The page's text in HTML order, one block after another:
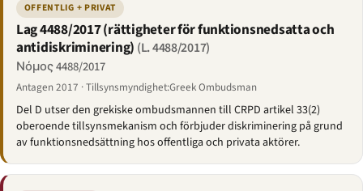
OFFENTLIG + PRIVAT
Lag 4488/2017 (rättigheter för funktionsnedsatta och
antidiskriminering) (L. 4488/2017)
Νόμος 4488/2017
Antagen 2017 · Tillsynsmyndighet:Greek Ombudsman
Del D utser den grekiske ombudsmannen till CRPD artikel 33(2)
oberoende tillsynsmekanism och förbjuder diskriminering på grund
av funktionsnedsättning hos offentliga och privata aktörer.